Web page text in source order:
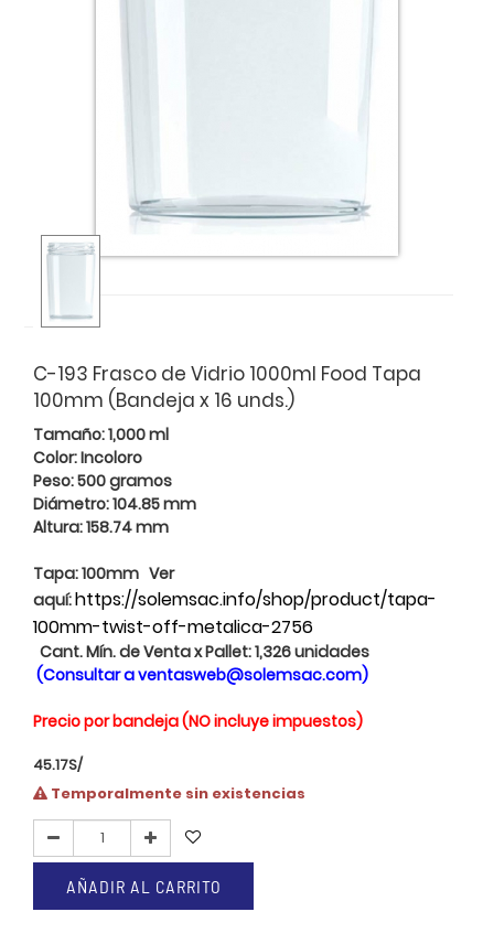
C-193 Frasco de Vidrio 1000ml Food Tapa
100mm (Bandeja x 16 unds.)
Tamaño: 1,000 ml
Color: Incoloro
Peso: 500 gramos
Diámetro: 104.85 mm
Altura: 158.74 mm
Tapa: 100mm Ver
aquí:https://solemsac.info/shop/product/tapa-
100mm-twist-off-metalica-2756
Cant. Mín. de Venta x Pallet: 1,326 unidades
(Consultar aventasweb@solemsac.com)
Precio por bandeja (NO incluye impuestos)
S/
45.17
Temporalmente sin existencias
AÑADIR AL CARRITO